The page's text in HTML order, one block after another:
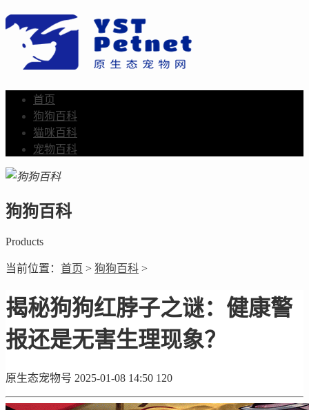
首页
狗狗百科
猫咪百科
宠物百科
狗狗百科
Products
当前位置： 首页 > 狗狗百科 >
揭秘狗狗红脖子之谜：健康警
报还是无害生理现象？
原生态宠物号 2025-01-08 14:50 120